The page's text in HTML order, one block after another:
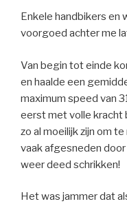
Enkele handbikers en
voorgoed achter me
Van begin tot einde
en haalde een
maximum speed van
eerst met volle kracht
zo al moeilijk zijn om
vaak afgesneden
weer deed schrikken!
Het was jammer dat